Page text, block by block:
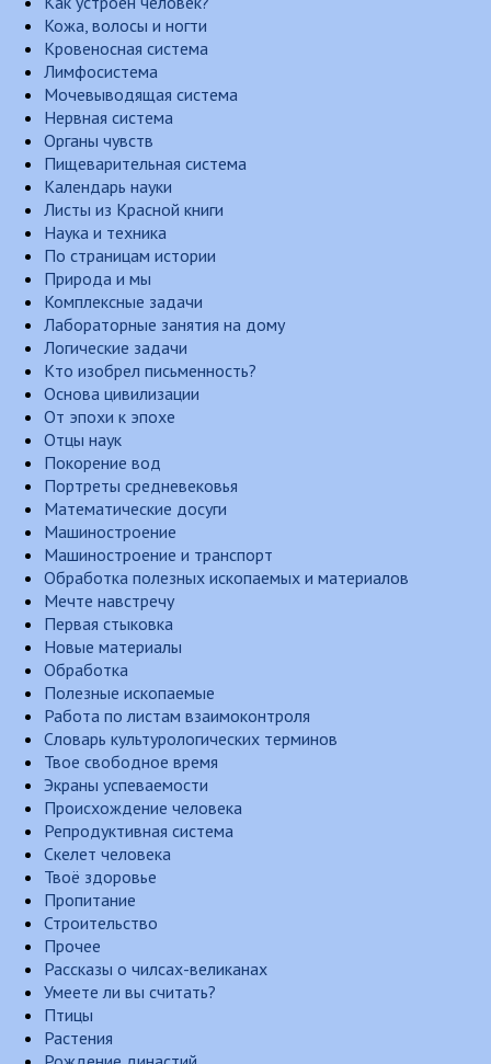
Кожа, волосы и ногти
Кровеносная система
Лимфосистема
Мочевыводящая система
Нервная система
Органы чувств
Пищеварительная система
Календарь науки
Листы из Красной книги
Наука и техника
По страницам истории
Природа и мы
Комплексные задачи
Лабораторные занятия на дому
Логические задачи
Кто изобрел письменность?
Основа цивилизации
От эпохи к эпохе
Отцы наук
Покорение вод
Портреты средневековья
Математические досуги
Машиностроение
Машиностроение и транспорт
Обработка полезных ископаемых и материалов
Мечте навстречу
Первая стыковка
Новые материалы
Обработка
Полезные ископаемые
Работа по листам взаимоконтроля
Словарь культурологических терминов
Твое свободное время
Экраны успеваемости
Происхождение человека
Репродуктивная система
Скелет человека
Твоё здоровье
Пропитание
Строительство
Прочее
Рассказы о чилсах-великанах
Умеете ли вы считать?
Птицы
Растения